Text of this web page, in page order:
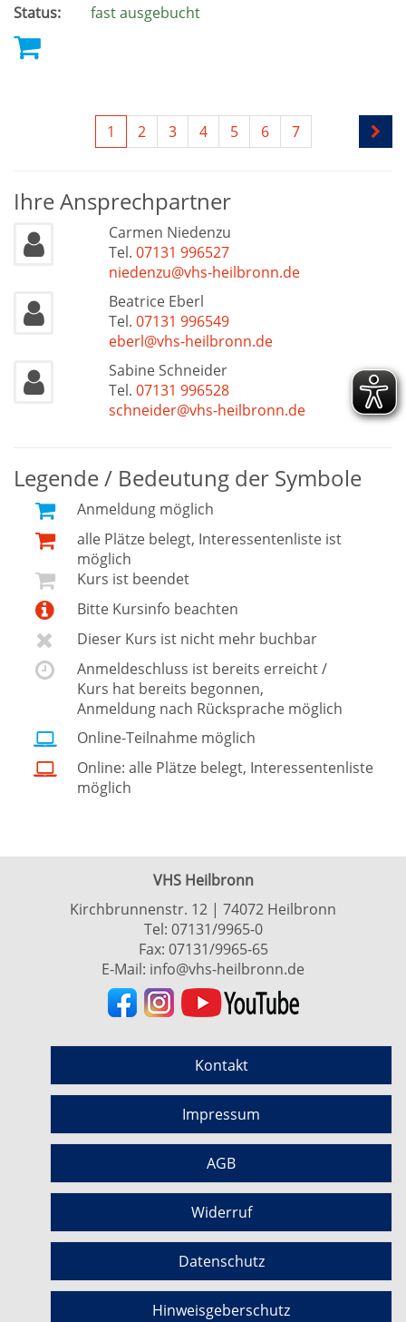
Status:
fast ausgebucht
1 2 3 4 5 6 7
Ihre Ansprechpartner
Carmen Niedenzu
Tel. 07131 996527
niedenzu@vhs-heilbronn.de
Beatrice Eberl
Tel. 07131 996549
eberl@vhs-heilbronn.de
Sabine Schneider
Tel. 07131 996528
schneider@vhs-heilbronn.de
Legende / Bedeutung der Symbole
Anmeldung möglich
alle Plätze belegt, Interessentenliste ist
möglich
Kurs ist beendet
Bitte Kursinfo beachten
Dieser Kurs ist nicht mehr buchbar
Anmeldeschluss ist bereits erreicht /
Kurs hat bereits begonnen,
Anmeldung nach Rücksprache möglich
Online-Teilnahme möglich
Online: alle Plätze belegt, Interessentenliste
möglich
VHS Heilbronn
Kirchbrunnenstr. 12 | 74072 Heilbronn
Tel: 07131/9965-0
Fax: 07131/9965-65
E-Mail: info@vhs-heilbronn.de
Kontakt
Impressum
AGB
Widerruf
Datenschutz
Hinweisgeberschutz